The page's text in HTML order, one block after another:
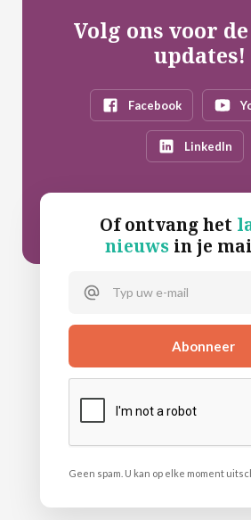
Volg ons voor
updates!
Facebook
LinkedIn
Of ontvang het
nieuwsin je
Geen spam. U kan op elke moment